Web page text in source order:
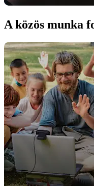
A közös munka